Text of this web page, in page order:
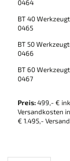
0464
BT 40
0465
BT 50
0466
BT 60
0467
Preis:499,- €
Versandkosten
€ 1.495,-